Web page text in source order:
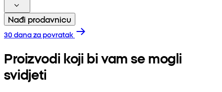
Nađi prodavnicu
30 dana za povratak
Proizvodi koji bi vam se mogli
svidjeti